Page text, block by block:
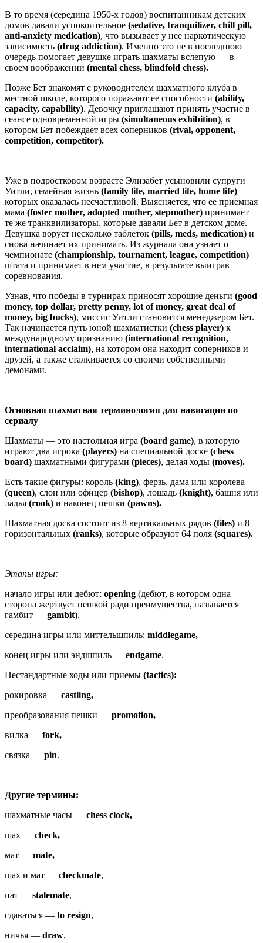
В то время (середина 1950-х годов) воспитанникам детских
домов давали успокоительное (sedative, tranquilizer, chill pill,
anti-anxiety medication), что вызывает у нее наркотическую
зависимость (drug addiction). Именно это не в последнюю
очередь помогает девушке играть шахматы вслепую — в
своем воображении (mental chess, blindfold chess).
Позже Бет знакомят с руководителем шахматного клуба в
местной школе, которого поражают ее способности (ability,
capacity, capability). Девочку приглашают принять участие в
сеансе одновременной игры (simultaneous exhibition), в
котором Бет побеждает всех соперников (rival, opponent,
competition, competitor).
Уже в подростковом возрасте Элизабет усыновили супруги
Уитли, семейная жизнь (family life, married life, home life)
которых оказалась несчастливой. Выясняется, что ее приемная
мама (foster mother, adopted mother, stepmother) принимает
те же транквилизаторы, которые давали Бет в детском доме.
Девушка ворует несколько таблеток (pills, meds, medication) и
снова начинает их принимать. Из журнала она узнает о
чемпионате (championship, tournament, league, competition)
штата и принимает в нем участие, в результате выиграв
соревнования.
Узнав, что победы в турнирах приносят хорошие деньги (good
money, top dollar, pretty penny, lot of money, great deal of
money, big bucks), миссис Уитли становится менеджером Бет.
Так начинается путь юной шахматистки (chess player) к
международному признанию (international recognition,
international acclaim), на котором она находит соперников и
друзей, а также сталкивается со своими собственными
демонами.
Основная шахматная терминология для навигации по
сериалу
Шахматы — это настольная игра (board game), в которую
играют два игрока (players) на специальной доске (chess
board) шахматными фигурами (pieces), делая ходы (moves).
Есть такие фигуры: король (king), ферзь, дама или королева
(queen), слон или офицер (bishop), лошадь (knight), башня или
ладья (rook) и наконец пешки (pawns).
Шахматная доска состоит из 8 вертикальных рядов (files) и 8
горизонтальных (ranks), которые образуют 64 поля (squares).
Этапы игры:
начало игры или дебют: opening (дебют, в котором одна
сторона жертвует пешкой ради преимущества, называется
гамбит — gambit),
середина игры или миттельшпиль: middlegame,
конец игры или эндшпиль — endgame.
Нестандартные ходы или приемы (tactics):
рокировка — castling,
преобразования пешки — promotion,
вилка — fork,
связка — pin.
Другие термины:
шахматные часы — chess clock,
шах — check,
мат — mate,
шах и мат — checkmate,
пат — stalemate,
сдаваться — to resign,
ничья — draw,